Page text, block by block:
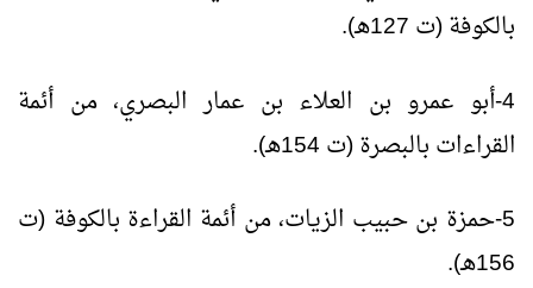
بالكوفة (ت 127هـ).
4-أبو عمرو بن العلاء بن عمار البصري، من أئمة
القراءات بالبصرة (ت 154هـ).
5-حمزة بن حبيب الزيات، من أئمة القراءة بالكوفة (ت
156هـ).